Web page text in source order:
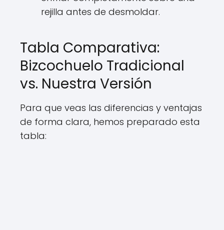
rejilla antes de desmoldar.
Tabla Comparativa:
Bizcochuelo Tradicional
vs. Nuestra Versión
Para que veas las diferencias y ventajas
de forma clara, hemos preparado esta
tabla: